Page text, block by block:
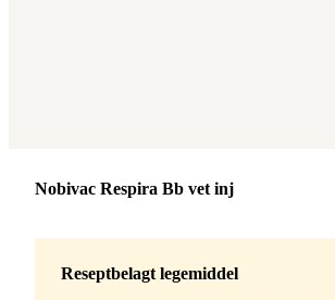
Merke:
Nobivac Respira Bb vet inj
Reseptbelagt legemiddel